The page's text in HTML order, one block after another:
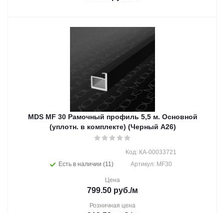
MDS MF 30 Рамочный профиль 5,5 м. Основной
(уплотн. в комплекте) (Черный А26)
Есть в наличии (11)
Код: КА-00033721
Артикул: MF30
Цена
799.50 руб./м
Розничная цена